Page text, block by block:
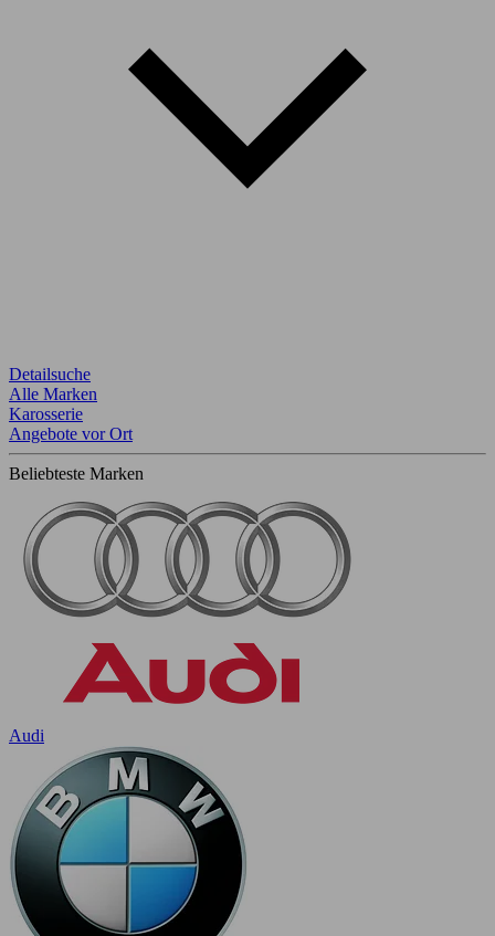
Detailsuche
Alle Marken
Karosserie
Angebote vor Ort
Beliebteste Marken
Audi